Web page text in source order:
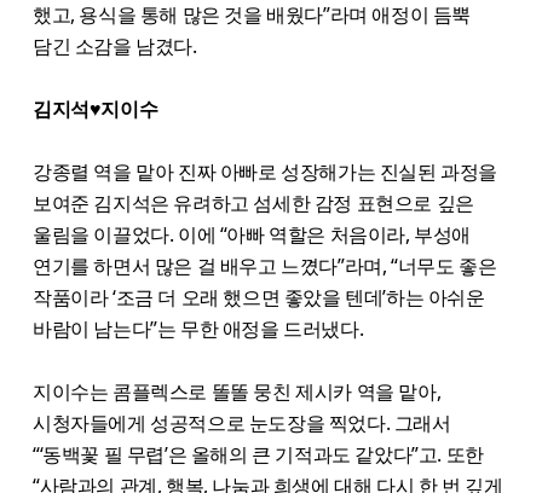
했고, 용식을 통해 많은 것을 배웠다”라며 애정이 듬뿍
담긴 소감을 남겼다.
김지석♥지이수
강종렬 역을 맡아 진짜 아빠로 성장해가는 진실된 과정을
보여준 김지석은 유려하고 섬세한 감정 표현으로 깊은
울림을 이끌었다. 이에 “아빠 역할은 처음이라, 부성애
연기를 하면서 많은 걸 배우고 느꼈다”라며, “너무도 좋은
작품이라 ‘조금 더 오래 했으면 좋았을 텐데’하는 아쉬운
바람이 남는다”는 무한 애정을 드러냈다.
지이수는 콤플렉스로 똘똘 뭉친 제시카 역을 맡아,
시청자들에게 성공적으로 눈도장을 찍었다. 그래서
“‘동백꽃 필 무렵’은 올해의 큰 기적과도 같았다”고. 또한
“사람과의 관계, 행복, 나눔과 희생에 대해 다시 한 번 깊게